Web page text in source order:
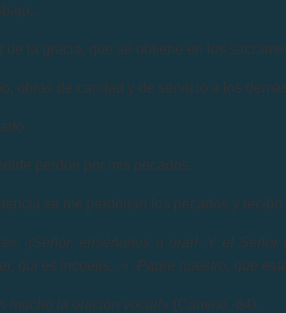
de la gracia, que se obtiene en los
obras de caridad y de servicio a los
perdón por mis pecados.
se me perdonan los pecados y recibo
-¡Señor, enséñanos a orar! -Y el
qui es incoelis...» -Padre nuestro, que
mucho la oración vocal!» (Camino.-84).